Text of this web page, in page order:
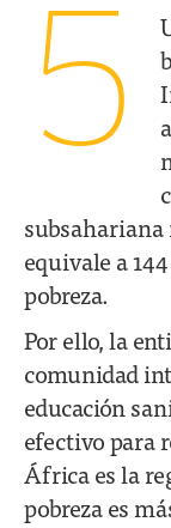
5
subsahariana
equivale a
pobreza.
Por ello, la
comunidad
educación
efectivo para
África es la
pobreza es